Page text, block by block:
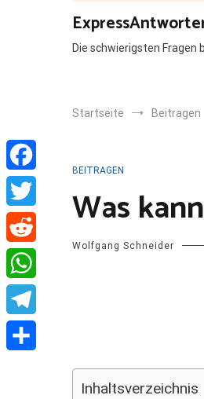
Die schwierigsten
Startseite Beitragen
BEITRAGEN
Was
Wolfgang Schneider
Inhaltsverzeichnis
Facebook
Twitter
Reddit
WhatsApp
Telegram